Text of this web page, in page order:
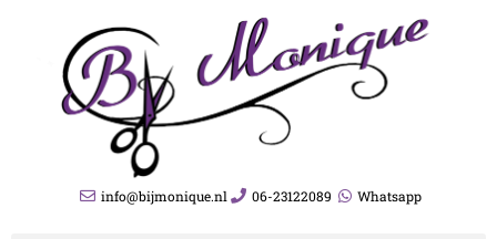
info@bijmonique.nl 06-23122089 Whatsapp